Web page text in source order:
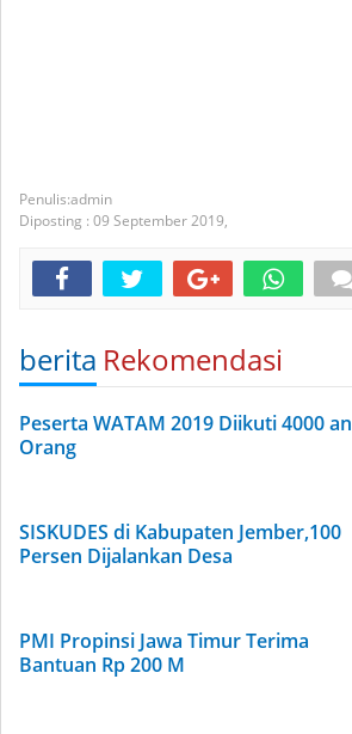
admin
Diposting : 09 September 2019,
berita Rekomendasi
Peserta WATAM 2019 Diikuti 4000 an
Orang
SISKUDES di Kabupaten Jember,100
Persen Dijalankan Desa
PMI Propinsi Jawa Timur Terima
Bantuan Rp 200 M